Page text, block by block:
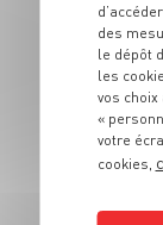
4
des
le dépôt
les
vos
«
votre
cookies,